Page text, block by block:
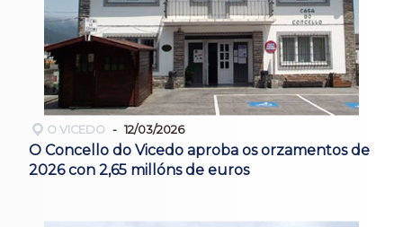
O VICEDO 12/03/2026
O Concello do Vicedo aproba os orzamentos de
2026 con 2,65 millóns de euros